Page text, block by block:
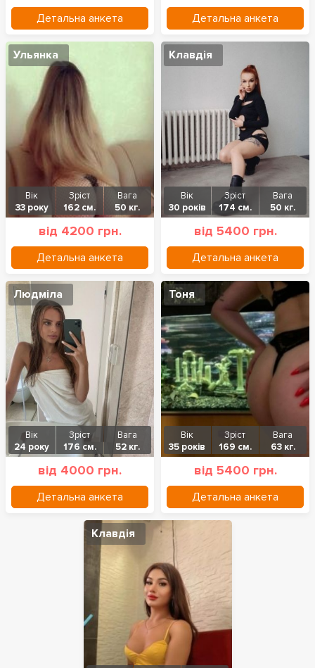
Детальна анкета Детальна анкета
Ульянка
Вік
33 року
Зріст
162 см.
Вага
50 кг.
від 4200 грн.
Детальна анкета
Клавдія
Вік
30 років
Зріст
174 см.
Вага
50 кг.
від 5400 грн.
Детальна анкета
Людміла
Вік
24 року
Зріст
176 см.
Вага
52 кг.
від 4000 грн.
Детальна анкета
Тоня
Вік
35 років
Зріст
169 см.
Вага
63 кг.
від 5400 грн.
Детальна анкета
Клавдія